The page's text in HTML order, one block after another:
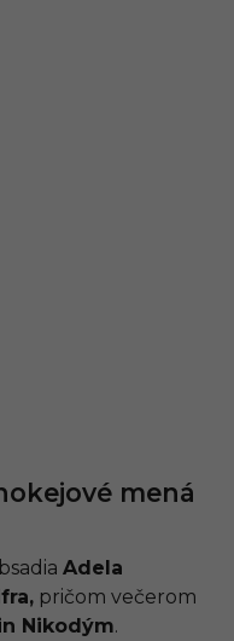
mená
Adela
pričom večerom
Nikodým.